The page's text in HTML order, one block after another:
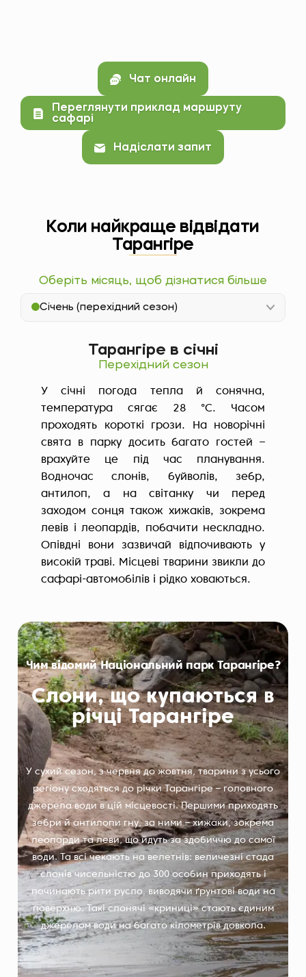
Чат онлайн
Переглянути приклад маршруту
сафарі
Надіслати запит
Коли найкраще відвідати
Тарангіре
Оберіть місяць, щоб дізнатися більше
Січень (перехідний сезон)
Тарангіре в січні
Перехідний сезон
У січні погода тепла й сонячна,
температура сягає 28 °C. Часом
проходять короткі грози. На новорічні
свята в парку досить багато гостей –
врахуйте це під час планування.
Водночас слонів, буйволів, зебр,
антилоп, а на світанку чи перед
заходом сонця також хижаків, зокрема
левів і леопардів, побачити нескладно.
Опівдні вони зазвичай відпочивають у
високій траві. Місцеві тварини звикли до
сафарі-автомобілів і рідко ховаються.
Чим відомий Національний парк Тарангіре?
Слони, що купаються в
річці Тарангіре
У сухий сезон, з червня до жовтня, тварини з усього
регіону сходяться до річки Тарангіре – головного
джерела води в цій місцевості. Першими приходять
зебри й антилопи гну, за ними – хижаки, зокрема
леопарди та леви, що йдуть за здобиччю до самої
води. Та всі чекають на велетнів: величезні стада
слонів чисельністю до 300 особин приходять і
починають рити русло, виводячи ґрунтові води на
поверхню. Такі слонячі «криниці» стають єдиним
джерелом води на багато кілометрів довкола.